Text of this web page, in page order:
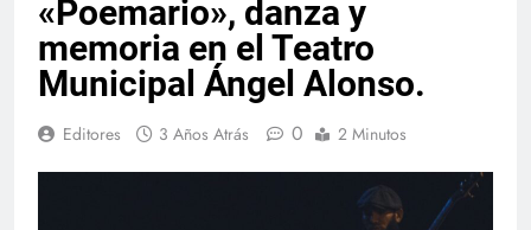
«Poemario», danza y
memoria en el Teatro
Municipal Ángel Alonso.
Editores 3 Años Atrás 0 2 Minutos